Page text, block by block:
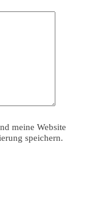
meine Website
speichern.